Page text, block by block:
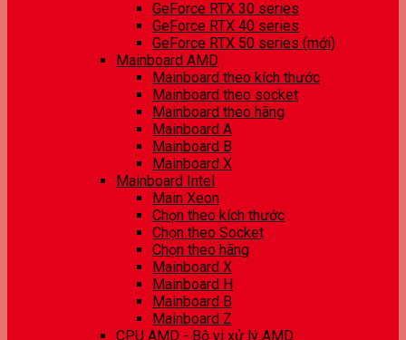
GeForce RTX 30 series
GeForce RTX 40 series
GeForce RTX 50 series (mới)
Mainboard AMD
Mainboard theo kích thước
Mainboard theo socket
Mainboard theo hãng
Mainboard A
Mainboard B
Mainboard X
Mainboard Intel
Main Xeon
Chọn theo kích thước
Chọn theo Socket
Chọn theo hãng
Mainboard X
Mainboard H
Mainboard B
Mainboard Z
CPU AMD - Bộ vi xử lý AMD